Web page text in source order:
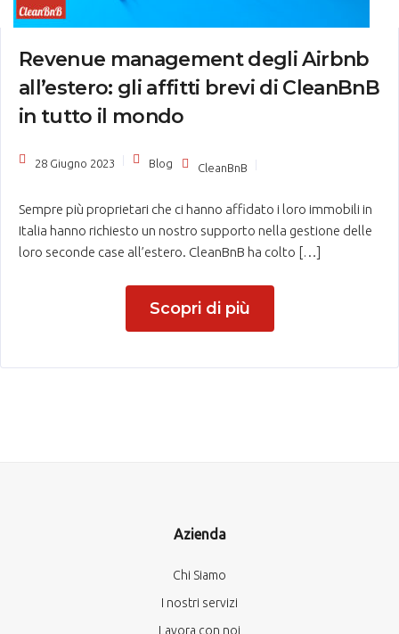
Revenue management degli Airbnb
all’estero: gli affitti brevi di CleanBnB
in tutto il mondo
28 Giugno 2023 Blog CleanBnB
Sempre più proprietari che ci hanno affidato i loro immobili in
Italia hanno richiesto un nostro supporto nella gestione delle
loro seconde case all’estero. CleanBnB ha colto […]
Scopri di più
Azienda
Chi Siamo
I nostri servizi
Lavora con noi